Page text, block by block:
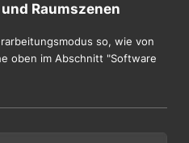
Raumszenen
so, wie von
oben im Abschnitt "Software